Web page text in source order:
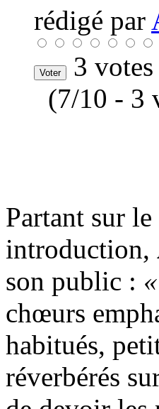
rédigé par
3 votes
(7/10 - 3
Partant sur le
introduction,
son public :
chœurs
habitués,
réverbérés